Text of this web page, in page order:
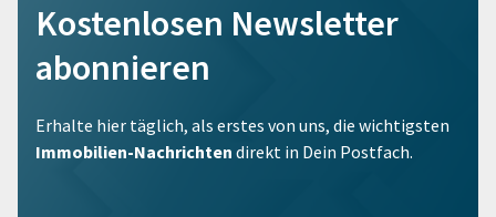
Kostenlosen Newsletter
abonnieren
Erhalte hier täglich, als erstes von uns, die wichtigsten
Immobilien-Nachrichten direkt in Dein Postfach.